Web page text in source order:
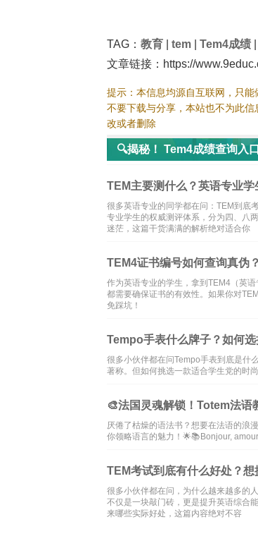
TAG： 教育 tem Tem4成绩
文章链接：https://
提示：本信息均源自互联网，只
不要下载与分享，本站也不为此
改或者删除
🔍揭秘！ Tem4成绩查询入
TEM主要测什么？英语专业学
很多英语专业的同学都在问：TEM到底
专业学生的权威测评体系，分为四、八
迷茫，这篇干货满满的解析绝对适合你
TEM4证书编号如何查询真伪
作为英语专业的学生，拿到TEM4（英
都需要确保证书的有效性。如果你对
免踩坑！
Tempo手表什么牌子？如何
很多小伙伴都在问Tempo手表到底是什
著称。但如何挑选一款适合学生党的时
🎨法国灵魂解锁！Totem法语
厌倦了枯燥的语法书？想要在法语的浪
你领略语言的魅力！🌟📚Bonjour,
TEM考试到底有什么好处？想
很多小伙伴都在问，为什么越来越多的
不仅是一块敲门砖，更是提升英语综合
来哪些实际好处，这篇内容绝对不容